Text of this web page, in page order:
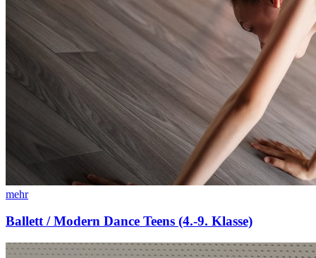
mehr
Ballett / Modern Dance Teens (4.-9. Klasse)